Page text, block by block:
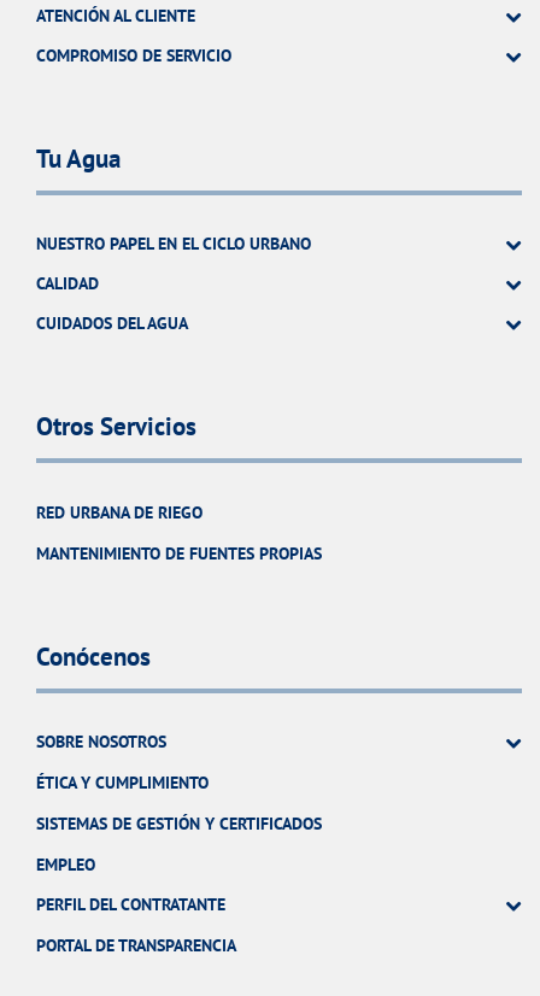
ATENCIÓN AL CLIENTE
COMPROMISO DE SERVICIO
Tu Agua
NUESTRO PAPEL EN EL CICLO URBANO
CALIDAD
CUIDADOS DEL AGUA
Otros Servicios
RED URBANA DE RIEGO
MANTENIMIENTO DE FUENTES PROPIAS
Conócenos
SOBRE NOSOTROS
ÉTICA Y CUMPLIMIENTO
SISTEMAS DE GESTIÓN Y CERTIFICADOS
EMPLEO
PERFIL DEL CONTRATANTE
PORTAL DE TRANSPARENCIA